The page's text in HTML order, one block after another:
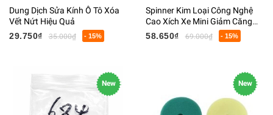
Dung Dịch Sửa Kính Ô Tô Xóa
Vết Nứt Hiệu Quả
29.750₫
35.000₫ - 15%
Spinner Kim Loại Công Nghệ
Cao Xích Xe Mini Giảm Căng
Thẳng
58.650₫ 69.000₫ - 15%
New New